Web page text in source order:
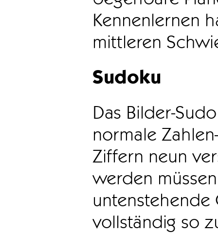
Kennenlernen
mittleren
Sudoku
Das Bilder-
normale
Ziffern neun
werden
vollständig so